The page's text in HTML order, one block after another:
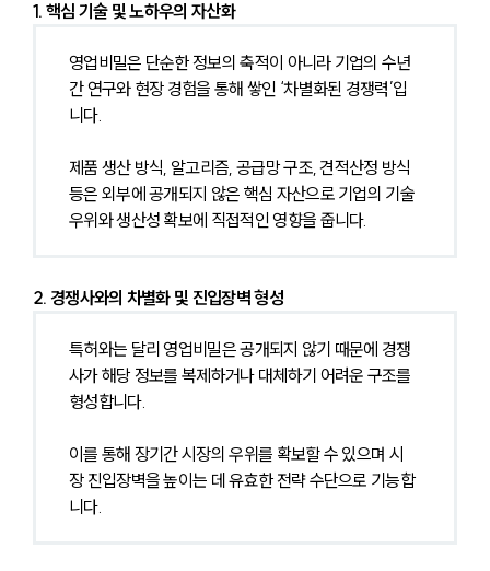
1. 핵심 기술 및 노하우의 자산화
영업비밀은 단순한 정보의 축적이 아니라 기업의 수년
간 연구와 현장 경험을 통해 쌓인 ‘차별화된 경쟁력’입
니다.
제품 생산 방식, 알고리즘, 공급망 구조, 견적산정 방식
등은 외부에 공개되지 않은 핵심 자산으로 기업의 기술
우위와 생산성 확보에 직접적인 영향을 줍니다.
2. 경쟁사와의 차별화 및 진입장벽 형성
특허와는 달리 영업비밀은 공개되지 않기 때문에 경쟁
사가 해당 정보를 복제하거나 대체하기 어려운 구조를
형성합니다.
이를 통해 장기간 시장의 우위를 확보할 수 있으며 시
장 진입장벽을 높이는 데 유효한 전략 수단으로 기능합
니다.